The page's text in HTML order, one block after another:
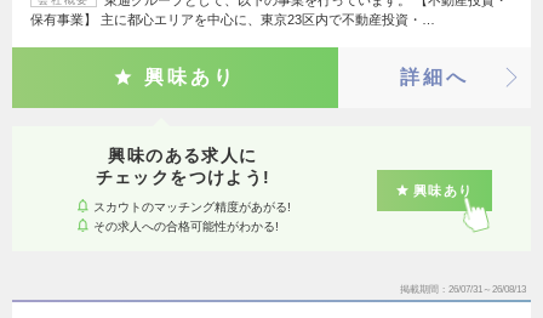
保有事業】 主に都心エリアを中心に、東京23区内で不動産投資・…
興味あり 詳細へ
興味のある求人に
チェックをつけよう!
スカウトのマッチング精度があがる!
その求人への合格可能性がわかる!
興味あり
掲載期間 26/07/31～26/08/13